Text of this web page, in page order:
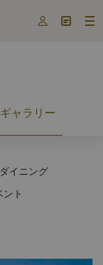
  
ャラリー
ダイニング
ト